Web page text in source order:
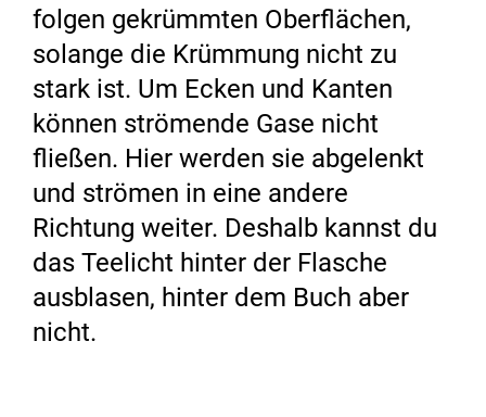
folgen gekrümmten Oberflächen,
solange die Krümmung nicht zu
stark ist. Um Ecken und Kanten
können strömende Gase nicht
fließen. Hier werden sie abgelenkt
und strömen in eine andere
Richtung weiter. Deshalb kannst du
das Teelicht hinter der Flasche
ausblasen, hinter dem Buch aber
nicht.